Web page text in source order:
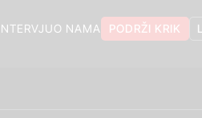
PODRŽI KRIK
O NAMA